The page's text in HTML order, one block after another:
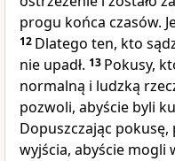
progu końca czasów.
12 Dlatego ten, kto
nie upadł. 13 Pokusy,
normalną i ludzką
pozwoli, abyście byli
Dopuszczając
wyjścia, abyście mogli